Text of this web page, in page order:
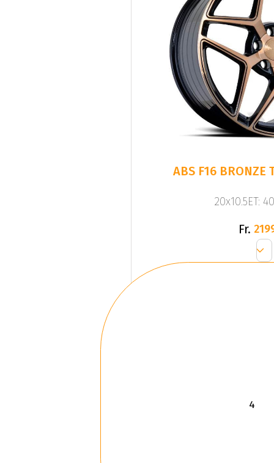
ABS F16 BRONZE
20x10.5ET:
Fr.